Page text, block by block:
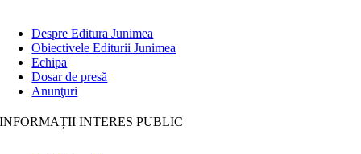
Despre Editura Junimea
Obiectivele Editurii Junimea
Echipa
Dosar de presă
Anunţuri
INFORMAȚII INTERES PUBLIC